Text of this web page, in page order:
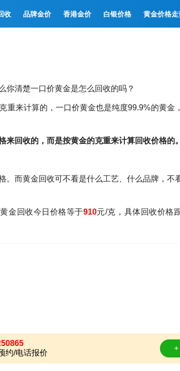
收 品牌金价 香港金价 白银价格 黄金价格走
你清楚一口价黄金是怎么回收的吗？
重来计算的，一口价黄金也是纯度99.9%的黄金
回收的，而是按黄金的克重来计算回收价格的。
。而黄金回收可不看是什么工艺、什么品牌，不
金回收今日价格等于910元/克，具体回收价格
约/电话报价
+